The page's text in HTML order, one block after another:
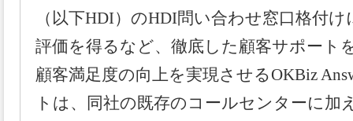
（以下HDI）のHDI問い合わせ窓口格付
評価を得るなど、徹底した顧客サポート
顧客満足度の向上を実現させるOKBiz
トは、同社の既存のコールセンターに加